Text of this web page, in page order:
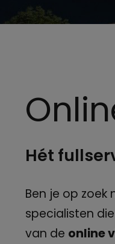
Hét
Ben je op zoek
specialisten
van de online